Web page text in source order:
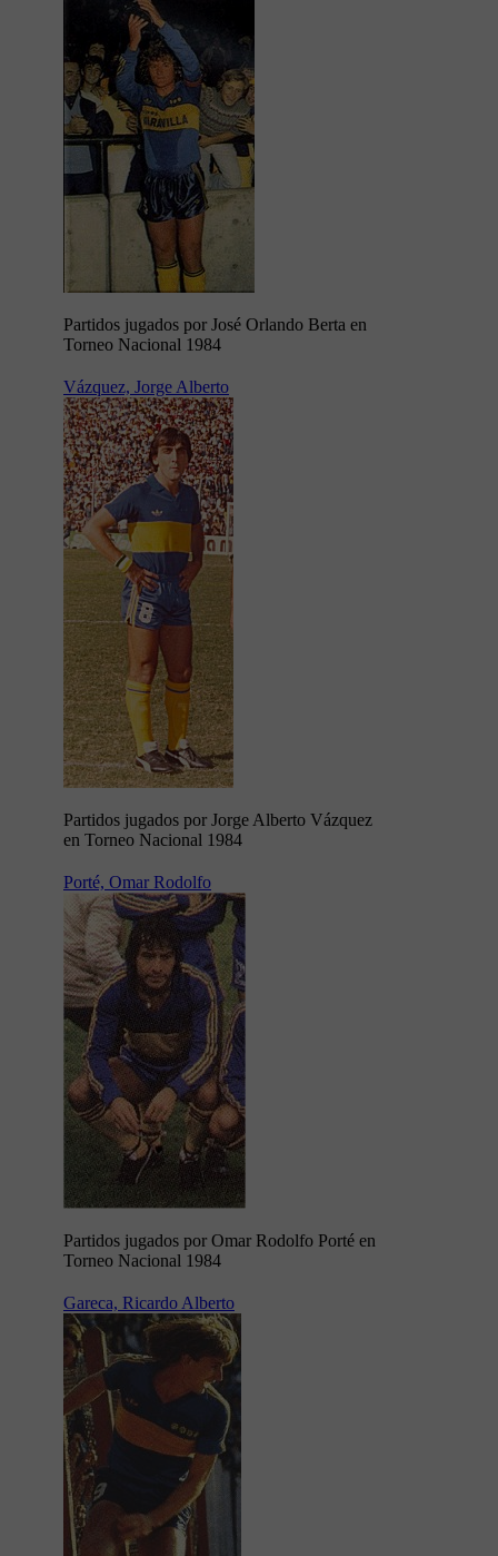
Partidos jugados por José Orlando Berta en
Torneo Nacional 1984
Vázquez, Jorge Alberto
Partidos jugados por Jorge Alberto Vázquez
en Torneo Nacional 1984
Porté, Omar Rodolfo
Partidos jugados por Omar Rodolfo Porté en
Torneo Nacional 1984
Gareca, Ricardo Alberto